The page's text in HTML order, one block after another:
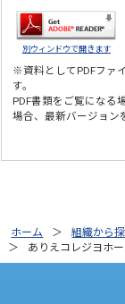
別ウィンドウで開きます
※資料としてPDFファ
す。
PDF書類をご覧になる
場合、最新バージョン
ホーム 組織から
ありえコレジヨホ